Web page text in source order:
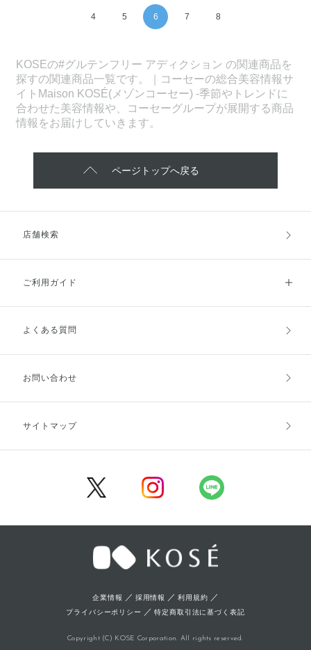
4 5 6 7 8
KOSEの#グルテンフリー アディクション の関連商品を
探すの関連商品一覧です。｜コーセーの総合美容情報サ
イトMaison KOSÉ(メゾンコーセー) -季節やトレンドに
合わせた美容情報や、コーセーグループが展開する商品
情報をお届けしていきます。
ページトップへ戻る
店舗検索
ご利用ガイド
ご利用ガイドトップ
お支払方法
キャンセル・返品・交換
よくある質問
お問い合わせ
サイトマップ
企業情報 ／ 採用情報 ／利用規約 ／
プライバシーポリシー ／特定商取引法に基づく表記
Copyright (C) KOSE Corporation. All rights reserved.